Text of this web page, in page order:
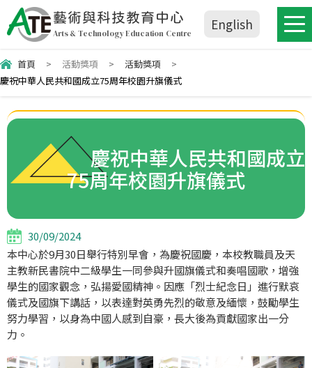
藝術與科技教育中心
Arts & Technology Education Centre
English
首頁 > 活動獎項 > 活動獎項
>
慶祝中華人民共和國成立75周年校園升旗儀式
慶祝中華人民共和國成立
75周年校園升旗儀式
30/09/2024
本中心於9月30日舉行特別早會，為慶祝國慶，本校教職員及天
主教新民書院中二級學生一同參與升國旗儀式和奏唱國歌，增強
學生的國家觀念，弘揚愛國精神。因應「烈士紀念日」進行默哀
儀式及國旗下講話，以表達對英勇先烈的敬意及緬懷，鼓勵學生
努力學習，以身為中國人感到自豪，長大後為貢獻國家出一分
力。